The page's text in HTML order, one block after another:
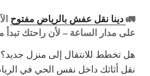
🚛دينا نقل عفش بالرياض مفتوح
على مدار الساعة – لأن راحتك تبدأ
هل تخطط للانتقال إلى منزل جديد؟
نقل أثاثك داخل نفس الحي في